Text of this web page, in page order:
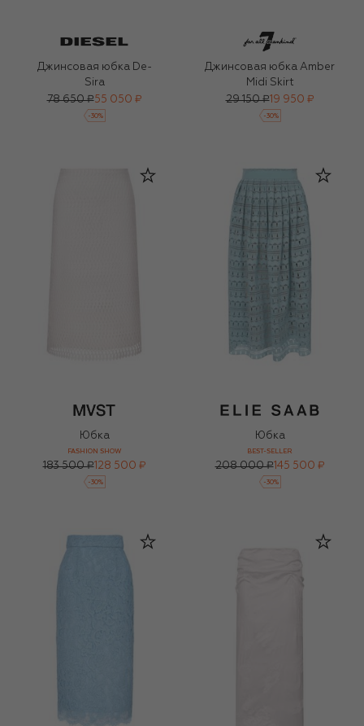
Джинсовая юбка De-
Sira
78 650 ₽55 050 ₽
-30%
Джинсовая юбка Amber
Midi Skirt
29 150 ₽19 950 ₽
-30%
Юбка
FASHION SHOW
183 500 ₽128 500 ₽
-30%
Юбка
BEST-SELLER
208 000 ₽145 500 ₽
-30%